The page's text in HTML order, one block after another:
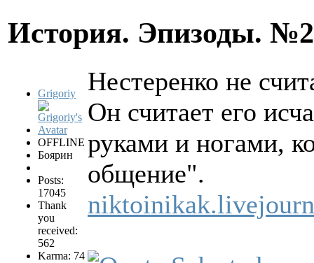
История. Эпизоды.
Grigoriy
OFFLINE
Боярин
Posts:
17045
Thank
you
received:
562
Karma: 74
Нестеренко не
Он считает его
руками и ногами,
общение".